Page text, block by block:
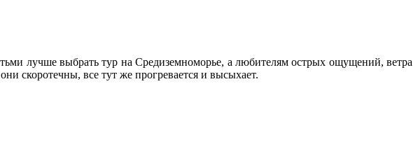
лучше выбрать тур на Средиземноморье, а любителям острых ощущений, ветра
скоротечны, все тут же прогревается и высыхает.